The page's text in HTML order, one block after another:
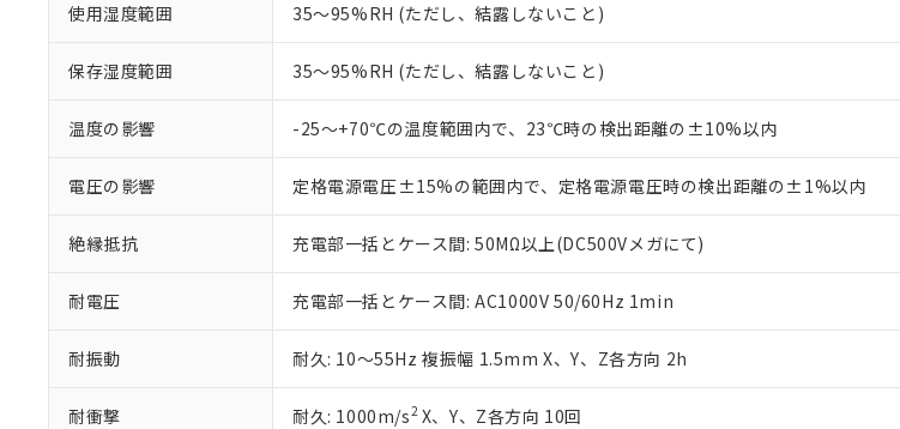
使用湿度範囲 35～95%RH (ただし、結露しないこと)
保存湿度範囲 35～95%RH (ただし、結露しないこと)
温度の影響 -25～+70℃の温度範囲内で、23℃時の検出距離の±10%以内
電圧の影響 定格電源電圧±15%の範囲内で、定格電源電圧時の検出距離の±1%以内
絶縁抵抗 充電部一括とケース間: 50MΩ以上(DC500Vメガにて)
耐電圧 充電部一括とケース間: AC1000V 50/60Hz 1min
耐振動 耐久: 10～55Hz 複振幅 1.5mm X、Y、Z各方向 2h
耐衝撃 耐久: 1000m/s2X、Y、Z各方向 10回
オムロン制御機器販売店や当社販売拠点は「
在庫状況および標準価格結果を当社の事前の承諾なく第三
す。
マイパーツ機能（部品リスト作成サービス）をご利用いた
ている必要があります。
さい。
※当社の共同利用者とは、"個人情報の共同利用に関して"
いる法人を指します。
部品在庫の切り替え状況などにより、予定月が前後することがあ
※3 非含有証明書ダウンロード
下記の非含有証明書をダウンロードすることができます。
EU RoHS指令（10物質）の非含有証明書
51物質の非含有証明書（当社基準）
※本証明書は発行日時点で非含有を証明するもので、過去に遡っ
また、RoHS指令のフタル酸エステル類４物質の対応では、対
混在することから備考欄に対応日を記載しておりました。
既に当社にて対応品への在庫切替を完了していることから、特
り割愛しております。
※2 環境保護使用期限
「ｅ」：有害物質（10物質）のすべてが基準値以下であることを
「10」：通常の使用状況下において有害物質が外部に漏えいし、
味します。
「－」：未確認です。当社販売部門へお問い合わせください。
また当社は、販売先および販売に係わる関係者が違法に輸
たしません。
合意する
機器販売店・当社販売員にご確認ください)
空
白
受注生産機種、また在庫状況の情報を公開していない機